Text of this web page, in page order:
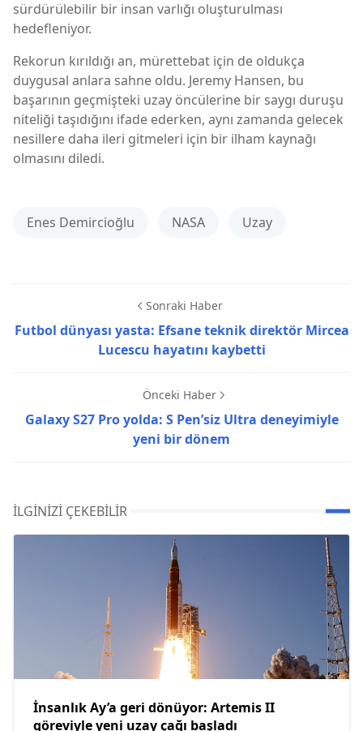
sürdürülebilir bir insan varlığı oluşturulması
hedefleniyor.
Rekorun kırıldığı an, mürettebat için de oldukça
duygusal anlara sahne oldu. Jeremy Hansen, bu
başarının geçmişteki uzay öncülerine bir saygı duruşu
niteliği taşıdığını ifade ederken, aynı zamanda gelecek
nesillere daha ileri gitmeleri için bir ilham kaynağı
olmasını diledi.
Enes Demircioğlu NASA Uzay
Sonraki Haber
Futbol dünyası yasta: Efsane teknik direktör Mircea
Lucescu hayatını kaybetti
Önceki Haber
Galaxy S27 Pro yolda: S Pen’siz Ultra deneyimiyle
yeni bir dönem
İLGINIZI ÇEKEBILIR
İnsanlık Ay’a geri dönüyor: Artemis II
göreviyle yeni uzay çağı başladı